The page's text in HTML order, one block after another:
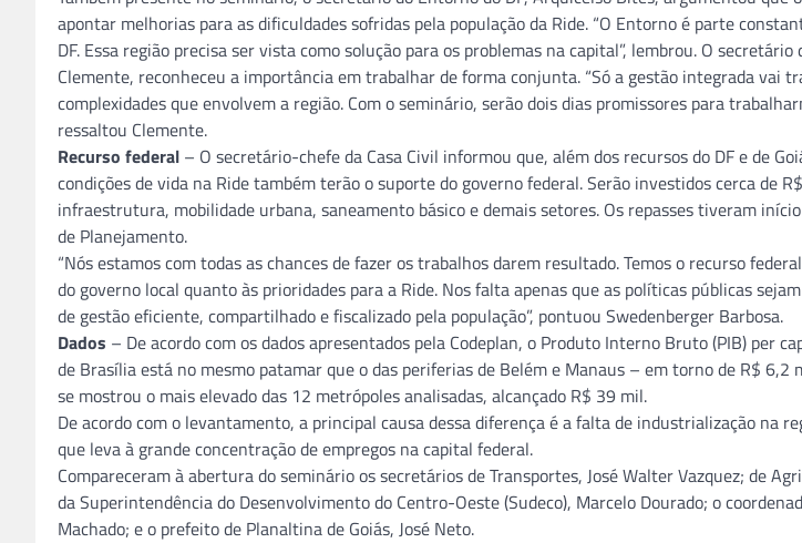
apontar melhorias para as dificuldades sofridas pela população da Ride. “O Entorno é parte
DF. Essa região precisa ser vista como solução para os problemas na capital”, lembrou. O
Clemente, reconheceu a importância em trabalhar de forma conjunta. “Só a gestão integrada vai
complexidades que envolvem a região. Com o seminário, serão dois dias promissores para
ressaltou Clemente.
Recurso federal – O secretário-chefe da Casa Civil informou que, além dos recursos do DF e de
condições de vida na Ride também terão o suporte do governo federal. Serão investidos cerca de
infraestrutura, mobilidade urbana, saneamento básico e demais setores. Os repasses tiveram
de Planejamento.
“Nós estamos com todas as chances de fazer os trabalhos darem resultado. Temos o recurso
do governo local quanto às prioridades para a Ride. Nos falta apenas que as políticas públicas
de gestão eficiente, compartilhado e fiscalizado pela população”, pontuou Swedenberger Barbosa.
Dados – De acordo com os dados apresentados pela Codeplan, o Produto Interno Bruto (PIB) per
de Brasília está no mesmo patamar que o das periferias de Belém e Manaus – em torno de R$ 6,2
se mostrou o mais elevado das 12 metrópoles analisadas, alcançado R$ 39 mil.
De acordo com o levantamento, a principal causa dessa diferença é a falta de industrialização na
que leva à grande concentração de empregos na capital federal.
Compareceram à abertura do seminário os secretários de Transportes, José Walter Vazquez; de
da Superintendência do Desenvolvimento do Centro-Oeste (Sudeco), Marcelo Dourado; o
Machado; e o prefeito de Planaltina de Goiás, José Neto.